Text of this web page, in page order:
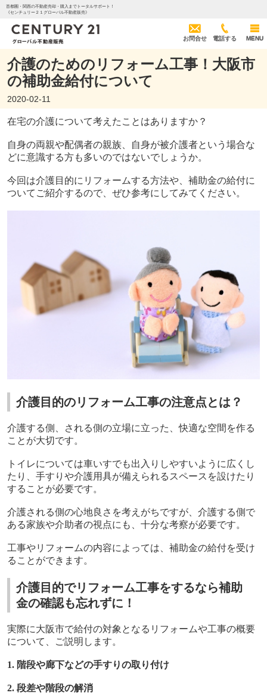
首都圏・関西の不動産売却・購入までトータルサポート！
《センチュリー２１グローバル不動産販売》
お問合せ 電話する MENU
介護のためのリフォーム工事！大阪市
の補助金給付について
2020-02-11
在宅の介護について考えたことはありますか？
自身の両親や配偶者の親族、自身が被介護者という場合な
どに意識する方も多いのではないでしょうか。
今回は介護目的にリフォームする方法や、補助金の給付に
ついてご紹介するので、ぜひ参考にしてみてください。
介護目的のリフォーム工事の注意点とは？
介護する側、される側の立場に立った、快適な空間を作る
ことが大切です。
トイレについては車いすでも出入りしやすいように広くし
たり、手すりや介護用具が備えられるスペースを設けたり
することが必要です。
介護される側の心地良さを考えがちですが、介護する側で
ある家族や介助者の視点にも、十分な考察が必要です。
工事やリフォームの内容によっては、補助金の給付を受け
ることができます。
介護目的でリフォーム工事をするなら補助
金の確認も忘れずに！
実際に大阪市で給付の対象となるリフォームや工事の概要
について、ご説明します。
1. 階段や廊下などの手すりの取り付け
2. 段差や階段の解消